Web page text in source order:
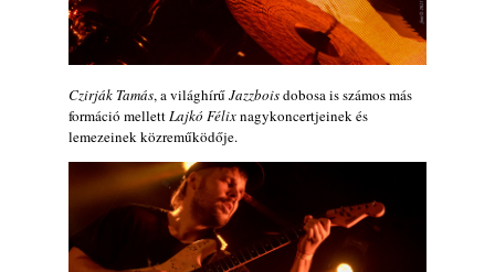
Czirják Tamás, a világhírűJazzboisdobosa is számos más
formáció mellettLajkó Félixnagykoncertjeinek és
lemezeinek közreműködője.